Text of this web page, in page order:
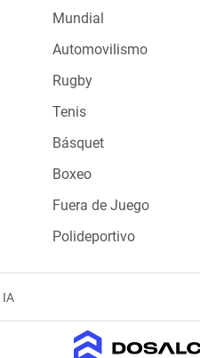
Mundial
Automovilismo
Rugby
Tenis
Básquet
Boxeo
Fuera de Juego
Polideportivo
IA